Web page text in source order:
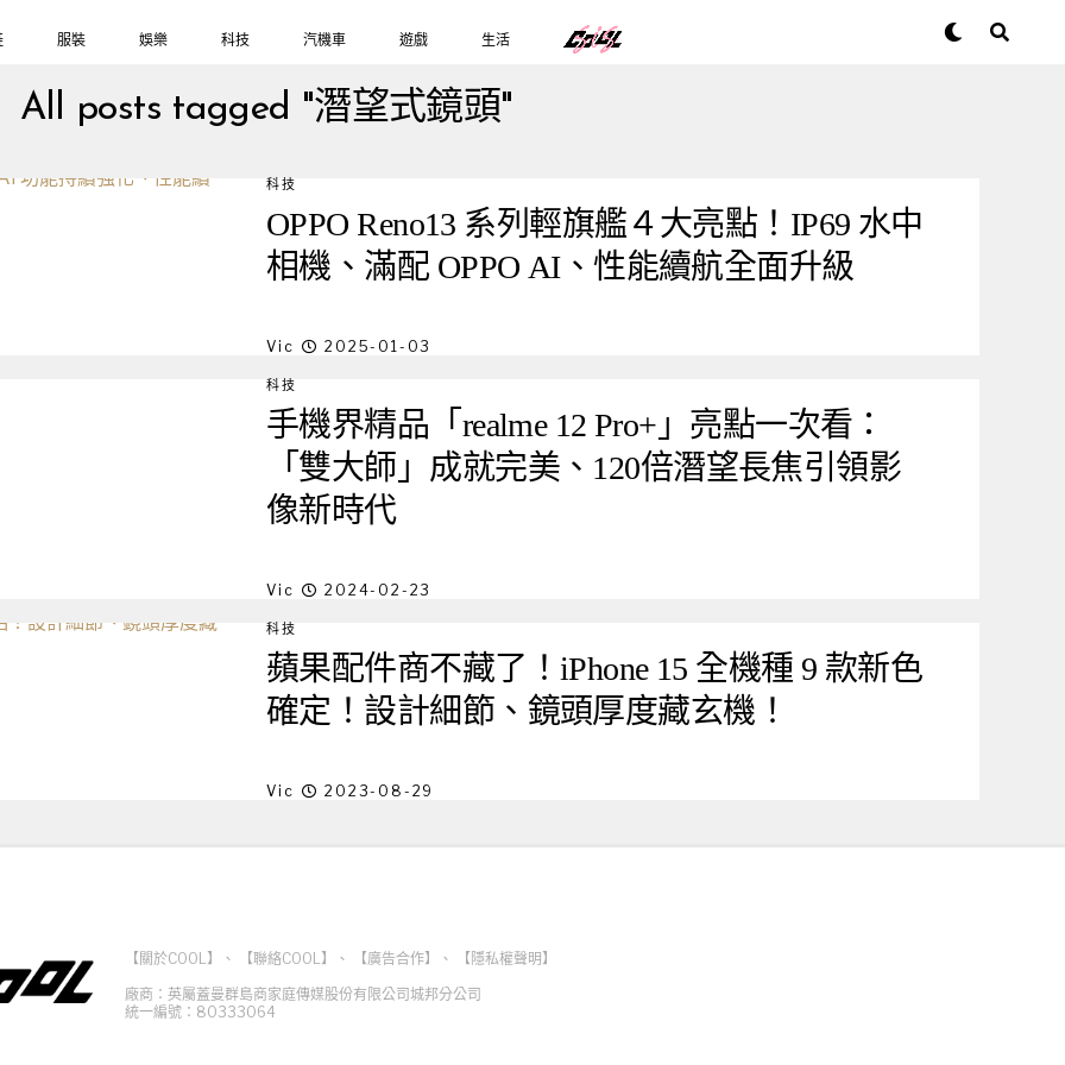
服裝 娛樂 科技 汽機車 遊戲 生活
All posts tagged "潛望式鏡頭"
科技
OPPO Reno13 系列輕旗艦４大亮點！IP69 水中
相機、滿配 OPPO AI、性能續航全面升級
Vic 2025-01-03
科技
手機界精品「realme 12 Pro+」亮點一次看：
「雙大師」成就完美、120倍潛望長焦引領影
像新時代
Vic 2024-02-23
科技
蘋果配件商不藏了！iPhone 15 全機種 9 款新色
確定！設計細節、鏡頭厚度藏玄機！
Vic 2023-08-29
【關於COOL】 、 【聯絡COOL】 、 【廣告合作】 、
【隱私權聲明】
廠商：英屬蓋曼群島商家庭傳媒股份有限公司城邦分公司
統一編號：80333064